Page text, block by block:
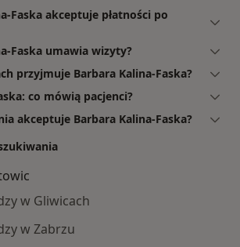
Faska akceptuje płatności po
Faska umawia wizyty?
przyjmuje Barbara Kalina-Faska?
co mówią pacjenci?
akceptuje Barbara Kalina-Faska?
w Gliwicach
w Zabrzu